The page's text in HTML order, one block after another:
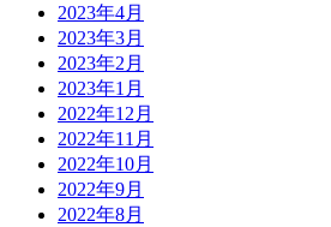
2023年4月
2023年3月
2023年2月
2023年1月
2022年12月
2022年11月
2022年10月
2022年9月
2022年8月